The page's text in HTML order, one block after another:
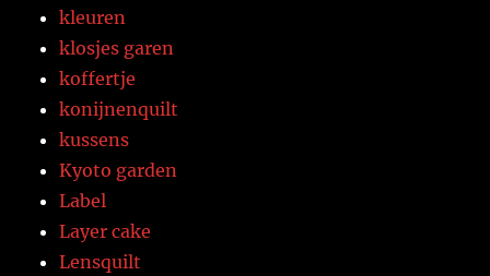
kleuren
klosjes garen
koffertje
konijnenquilt
kussens
Kyoto garden
Label
Layer cake
Lensquilt